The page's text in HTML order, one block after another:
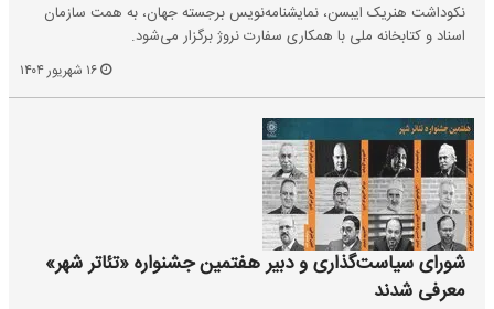
نکوداشت هنریک ایبسن، نمایشنامه‌نویس برجسته جهان، به همت سازمان
اسناد و کتابخانه ملی با همکاری سفارت نروژ برگزار می‌شود.
شورای سیاست‌گذاری و دبیر هفتمین جشنواره «تئاتر شهر»
معرفی شدند